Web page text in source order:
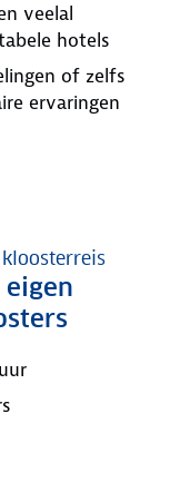
veelal
hotels
of zelfs
ervaringen